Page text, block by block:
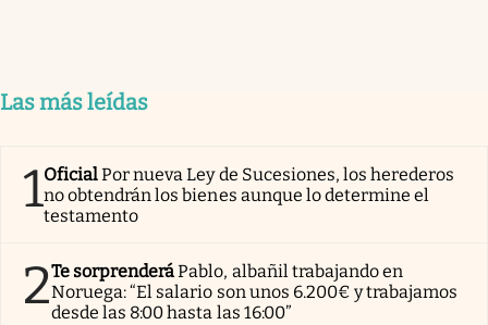
Las más leídas
1OficialPor nueva Ley de Sucesiones, los herederos
no obtendrán los bienes aunque lo determine el
testamento
2Te sorprenderáPablo, albañil trabajando en
Noruega: “El salario son unos 6.200€ y trabajamos
desde las 8:00 hasta las 16:00”